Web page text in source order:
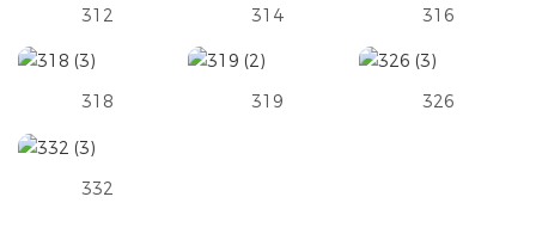
312 314 316
318 319 326
332